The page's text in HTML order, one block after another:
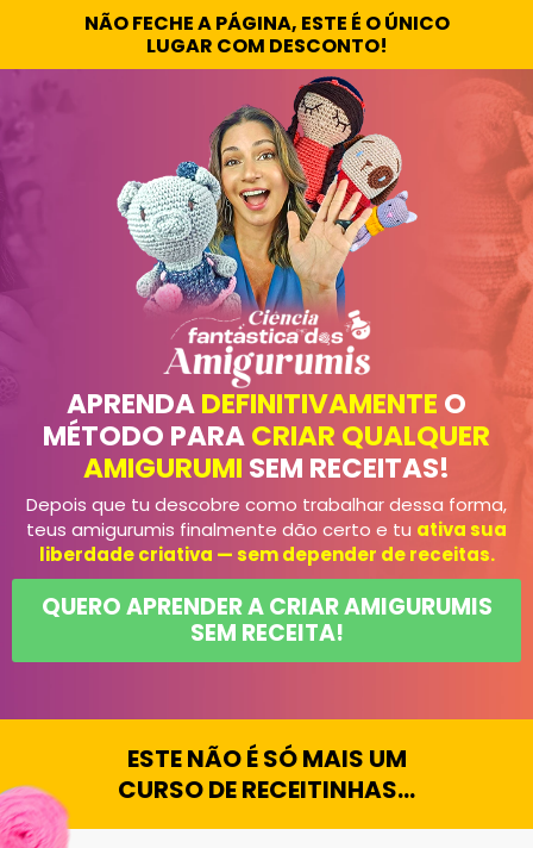
NÃO FECHE A PÁGINA, ESTE É O ÚNICO
LUGAR COM DESCONTO!
APRENDADEFINITIVAMENTE O
MÉTODO PARACRIAR QUALQUER
AMIGURUMI SEM RECEITAS!
Depois que tu descobre como trabalhar dessa forma,
teus amigurumis finalmente dão certo e tu ativa sua
liberdade criativa — sem depender de receitas.
QUERO APRENDER A CRIAR AMIGURUMIS
SEM RECEITA!
ESTE NÃO É SÓ MAIS UM
CURSO DE RECEITINHAS...